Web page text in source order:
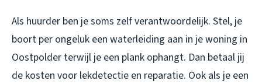
Als huurder ben je soms zelf verantwoordelijk. Stel, je
boort per ongeluk een waterleiding aan in je woning in
Oostpolder terwijl je een plank ophangt. Dan betaal jij
de kosten voor lekdetectie en reparatie. Ook als je een